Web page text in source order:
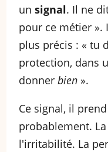
un signal. Il ne
pour ce métier ».
plus précis : « tu
protection, dans
donner bien ».
Ce signal, il
probablement.
l'irritabilité. La